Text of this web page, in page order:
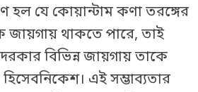
যে কোয়ান্টাম কণা তরঙ্গের
থাকতে পারে, তাই
বিভিন্ন জায়গায় তাকে
এই সম্ভাব্যতার